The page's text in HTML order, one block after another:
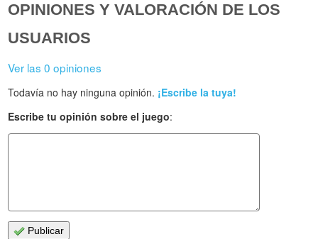
OPINIONES Y VALORACIÓN DE LOS
USUARIOS
Ver las 0 opiniones
Todavía no hay ninguna opinión. ¡Escribe la tuya!
Escribe tu opinión sobre el juego:
Publicar